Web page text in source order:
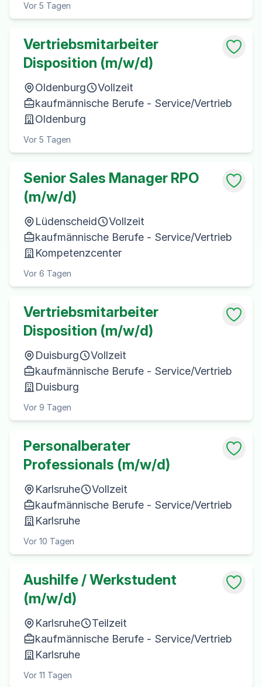
Vor 5 Tagen
Vertriebsmitarbeiter
Disposition (m/w/d)
Oldenburg
Vollzeit
kaufmännische Berufe - Service/Vertrieb
Oldenburg
Vor 5 Tagen
Senior Sales Manager RPO
(m/w/d)
Lüdenscheid
Vollzeit
kaufmännische Berufe - Service/Vertrieb
Kompetenzcenter
Vor 6 Tagen
Vertriebsmitarbeiter
Disposition (m/w/d)
Duisburg
Vollzeit
kaufmännische Berufe - Service/Vertrieb
Duisburg
Vor 9 Tagen
Personalberater
Professionals (m/w/d)
Karlsruhe
Vollzeit
kaufmännische Berufe - Service/Vertrieb
Karlsruhe
Vor 10 Tagen
Aushilfe / Werkstudent
(m/w/d)
Karlsruhe
Teilzeit
kaufmännische Berufe - Service/Vertrieb
Karlsruhe
Vor 11 Tagen